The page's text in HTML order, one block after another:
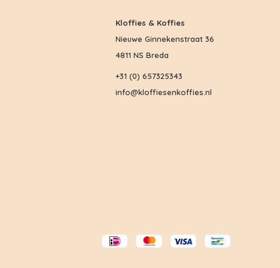
Kloffies & Koffies
Nieuwe Ginnekenstraat 36
4811 NS Breda
+31 (0) 657325343
info@kloffiesenkoffies.nl